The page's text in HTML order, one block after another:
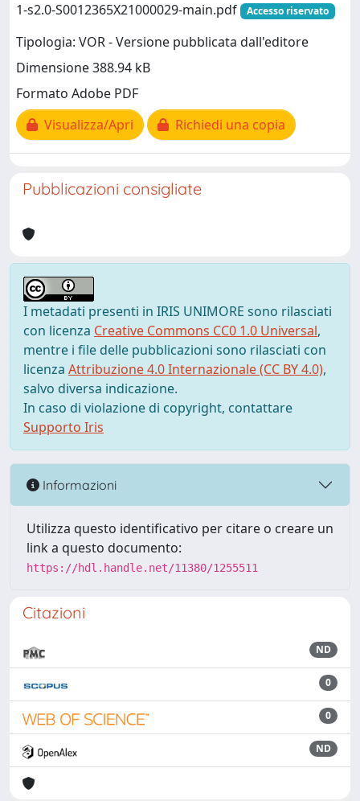
1-s2.0-S0012365X21000029-main.pdf Accesso riservato
Tipologia: VOR - Versione pubblicata dall'editore
Dimensione 388.94 kB
Formato Adobe PDF
Visualizza/Apri
Richiedi una copia
Pubblicazioni consigliate
I metadati presenti in IRIS UNIMORE sono rilasciati
con licenza Creative Commons CC0 1.0 Universal,
mentre i file delle pubblicazioni sono rilasciati con
licenza Attribuzione 4.0 Internazionale (CC BY 4.0),
salvo diversa indicazione.
In caso di violazione di copyright, contattare
Supporto Iris
Informazioni
Utilizza questo identificativo per citare o creare un
link a questo documento:
https://hdl.handle.net/11380/1255511
Citazioni
ND
0
0
ND